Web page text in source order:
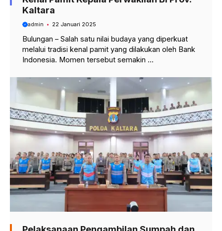
Kaltara
admin 22 Januari 2025
Bulungan – Salah satu nilai budaya yang diperkuat
melalui tradisi kenal pamit yang dilakukan oleh Bank
Indonesia. Momen tersebut semakin ...